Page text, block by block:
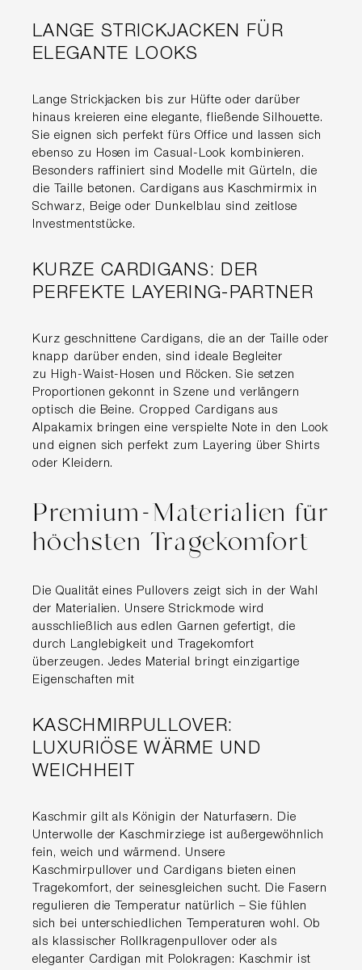
LANGE STRICKJACKEN FÜR
ELEGANTE LOOKS
Lange Strickjacken bis zur Hüfte oder darüber
hinaus kreieren eine elegante, fließende Silhouette.
Sie eignen sich perfekt fürs Office und lassen sich
ebenso zu Hosen im Casual-Look kombinieren.
Besonders raffiniert sind Modelle mit Gürteln, die
die Taille betonen. Cardigans aus Kaschmirmix in
Schwarz, Beige oder Dunkelblau sind zeitlose
Investmentstücke.
KURZE CARDIGANS: DER
PERFEKTE LAYERING-PARTNER
Kurz geschnittene Cardigans, die an der Taille oder
knapp darüber enden, sind ideale Begleiter
zu High-Waist-Hosen und Röcken. Sie setzen
Proportionen gekonnt in Szene und verlängern
optisch die Beine. Cropped Cardigans aus
Alpakamix bringen eine verspielte Note in den Look
und eignen sich perfekt zum Layering über Shirts
oder Kleidern.
Premium-Materialien für
höchsten Tragekomfort
Die Qualität eines Pullovers zeigt sich in der Wahl
der Materialien. Unsere Strickmode wird
ausschließlich aus edlen Garnen gefertigt, die
durch Langlebigkeit und Tragekomfort
überzeugen. Jedes Material bringt einzigartige
Eigenschaften mit
KASCHMIRPULLOVER:
LUXURIÖSE WÄRME UND
WEICHHEIT
Kaschmir gilt als Königin der Naturfasern. Die
Unterwolle der Kaschmirziege ist außergewöhnlich
fein, weich und wärmend. Unsere
Kaschmirpullover und Cardigans bieten einen
Tragekomfort, der seinesgleichen sucht. Die Fasern
regulieren die Temperatur natürlich – Sie fühlen
sich bei unterschiedlichen Temperaturen wohl. Ob
als klassischer Rollkragenpullover oder als
eleganter Cardigan mit Polokragen: Kaschmir ist